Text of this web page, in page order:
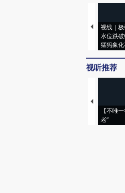
视线｜
水位跌
猛犸象
视听推荐
【不唯
老”